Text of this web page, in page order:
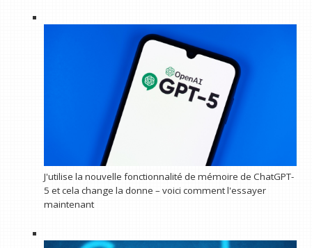
J'utilise la nouvelle fonctionnalité de mémoire de ChatGPT-
5 et cela change la donne – voici comment l'essayer
maintenant